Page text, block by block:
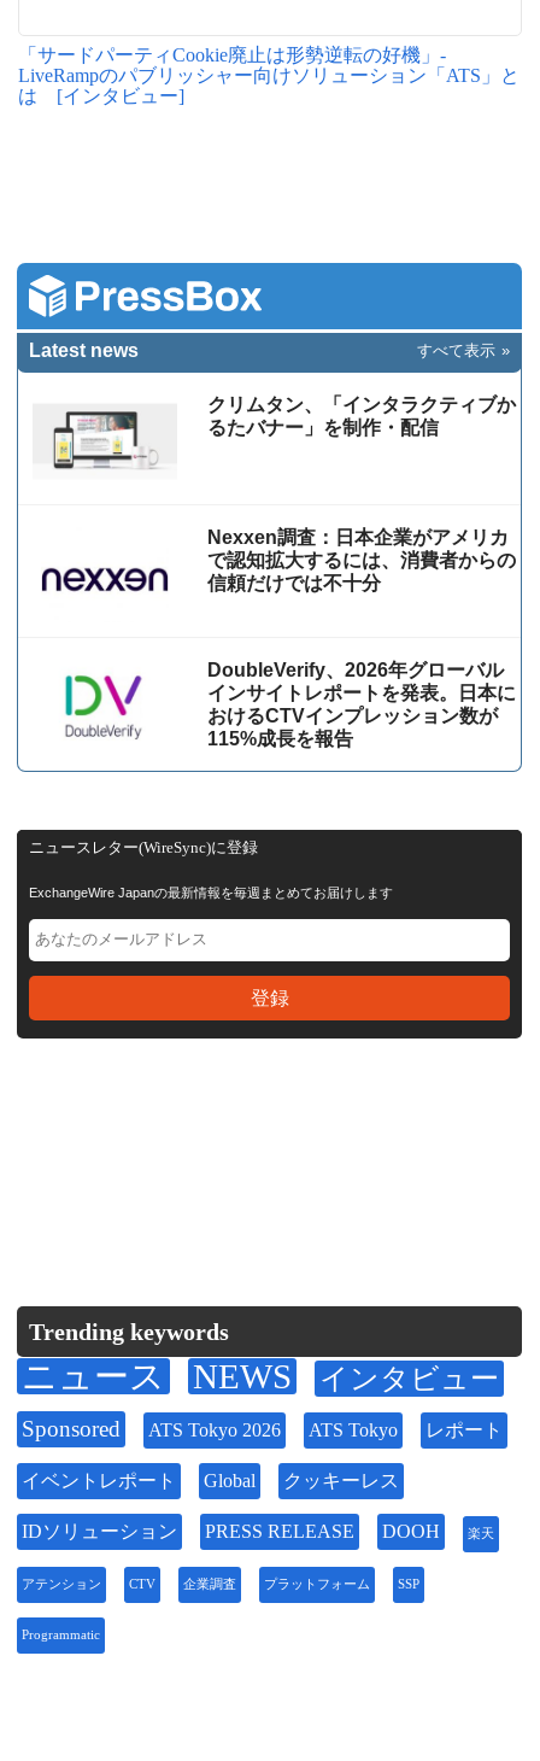
「サードパーティCookie廃止は形勢逆転の好機」‐
LiveRampのパブリッシャー向けソリューション「ATS」と
は [インタビュー]
Latest news すべて表示
クリムタン、「インタラクティブか
るたバナー」を制作・配信
Nexxen調査：日本企業がアメリカ
で認知拡大するには、消費者からの
信頼だけでは不十分
DoubleVerify、2026年グローバル
インサイトレポートを発表。日本に
おけるCTVインプレッション数が
115%成⻑を報告
ニュースレター(WireSync)に登録
ExchangeWire Japanの最新情報を毎週まとめてお届けします
Trending keywords
ニュース NEWS インタビュー
Sponsored ATS Tokyo 2026 ATS Tokyo レポート
イベントレポート Global クッキーレス
IDソリューション PRESS RELEASE DOOH 楽天
アテンション CTV 企業調査 プラットフォーム SSP
Programmatic